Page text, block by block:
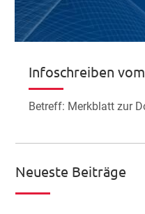
Infoschreiben
Betreff: Merkblatt zur
Neueste Beiträge